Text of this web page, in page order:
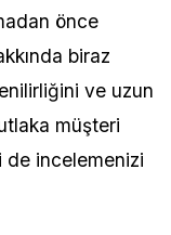
önce
biraz
ve uzun
müşteri
de incelemenizi